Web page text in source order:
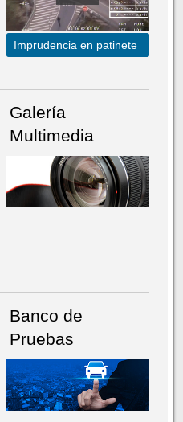
Imprudencia en patinete
Galería
Multimedia
Banco de
Pruebas